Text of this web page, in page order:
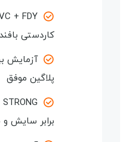
PVC + FDY؛
کاردستی
پلاگین موفق
برابر سایش و